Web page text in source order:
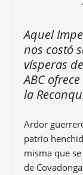
Aquel
nos costó
vísperas
ABC
la
Ardor
patrio
misma que
de